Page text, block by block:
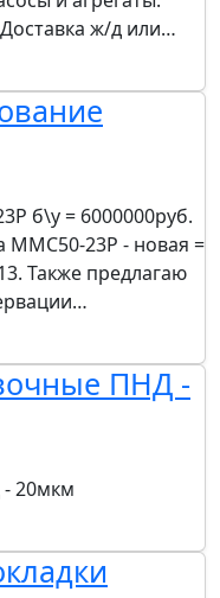
ж/д или…
б\у = 6000000руб.
ММС50-23Р - новая =
Также предлагаю
ПНД -
20мкм